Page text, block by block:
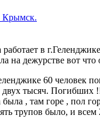
Крымск.
работает в
на дежурстве вот что
60 человек
двух тысяч.
, там горе , пол
трупов было, и